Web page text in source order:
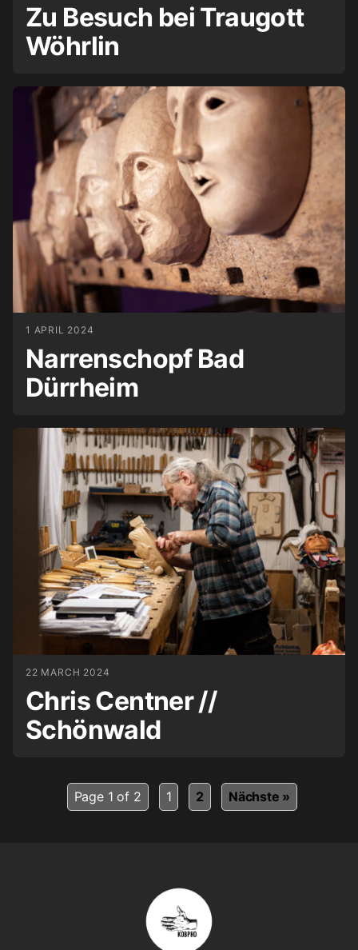
Zu Besuch bei Traugott
Wöhrlin
1 APRIL 2024
Narrenschopf Bad
Dürrheim
22 MARCH 2024
Chris Centner //
Schönwald
Page 1 of 2 1 2 Nächste »